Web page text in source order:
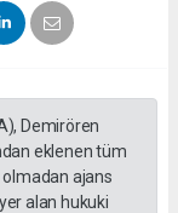
Demirören
eklenen tüm
ajans
alan hukuki